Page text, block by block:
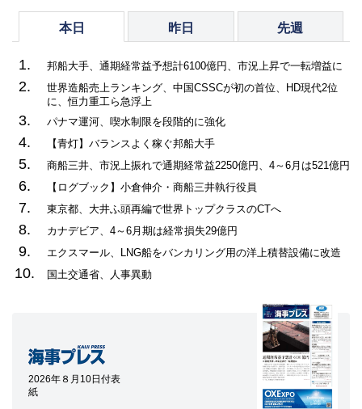
本日 昨日 先週
1. 邦船大手、通期経常益予想計6100億円、市況上昇で一転増益に
2.
世界造船売上ランキング、中国CSSCが初の首位、HD現代2位
に、恒力重工ら急浮上
3. パナマ運河、喫水制限を段階的に強化
4. 【青灯】バランスよく稼ぐ邦船大手
5. 商船三井、市況上振れで通期経常益2250億円、4～6月は521億円
6. 【ログブック】小倉伸介・商船三井執行役員
7. 東京都、大井ふ頭再編で世界トップクラスのCTへ
8. カナデビア、4～6月期は経常損失29億円
9. エクスマール、LNG船をバンカリング用の洋上積替設備に改造
10. 国土交通省、人事異動
2026年８月10日付表
紙